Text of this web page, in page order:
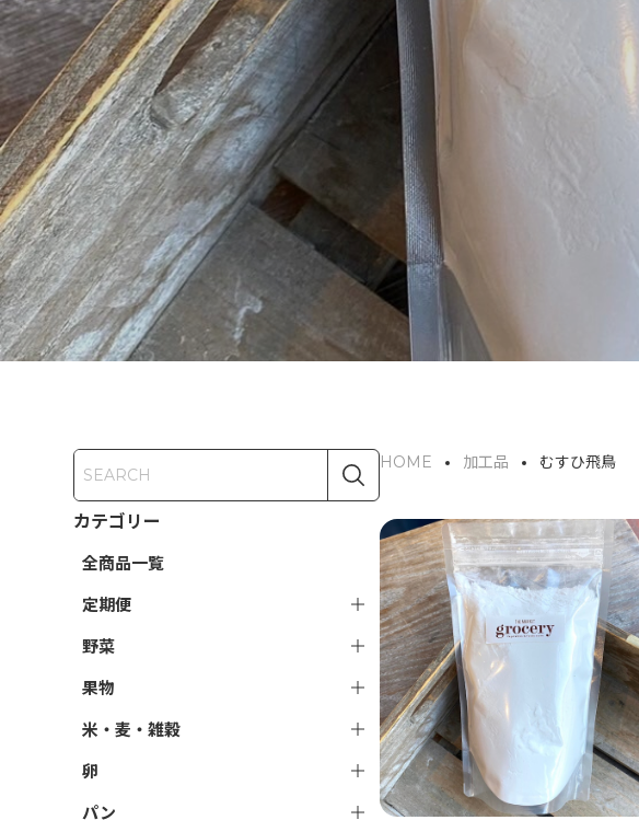
カテゴリー
全商品一覧
定期便
野菜
果物
米・麦・雑穀
卵
パン
HOME 加工品 むすひ飛鳥